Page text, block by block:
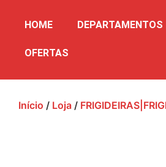
HOME DEPARTAMENTOS
OFERTAS
Início / Loja /